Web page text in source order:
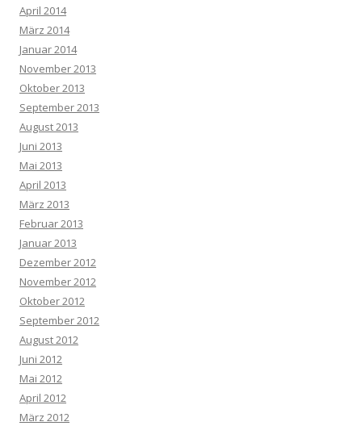
April 2014
März 2014
Januar 2014
November 2013
Oktober 2013
September 2013
August 2013
Juni 2013
Mai 2013
April 2013
März 2013
Februar 2013
Januar 2013
Dezember 2012
November 2012
Oktober 2012
September 2012
August 2012
Juni 2012
Mai 2012
April 2012
März 2012